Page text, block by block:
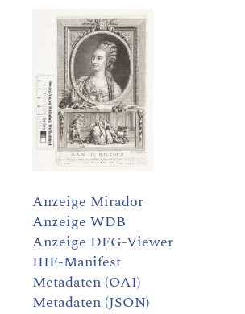
Anzeige Mirador
Anzeige WDB
Anzeige DFG-Viewer
IIIF-Manifest
Metadaten (OAI)
Metadaten (JSON)